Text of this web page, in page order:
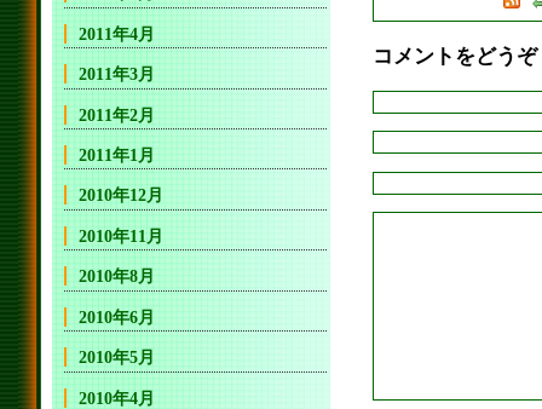
コメントをどうぞ
2011年4月
2011年3月
2011年2月
2011年1月
2010年12月
2010年11月
2010年8月
2010年6月
2010年5月
2010年4月